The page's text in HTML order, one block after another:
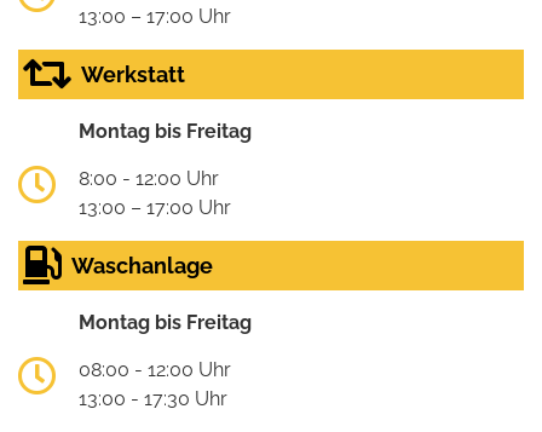
13:00 – 17:00 Uhr
Werkstatt
Montag bis Freitag
8:00 - 12:00 Uhr
13:00 – 17:00 Uhr
Waschanlage
Montag bis Freitag
08:00 - 12:00 Uhr
13:00 - 17:30 Uhr